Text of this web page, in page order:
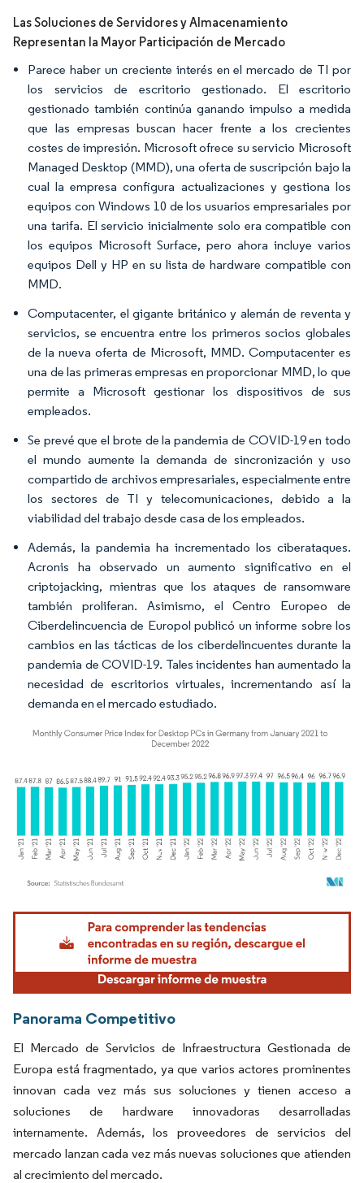
Las Soluciones de Servidores y Almacenamiento
Representan la Mayor Participación de Mercado
Parece haber un creciente interés en el mercado de TI por
los servicios de escritorio gestionado. El escritorio
gestionado también continúa ganando impulso a medida
que las empresas buscan hacer frente a los crecientes
costes de impresión. Microsoft ofrece su servicio Microsoft
Managed Desktop (MMD), una oferta de suscripción bajo la
cual la empresa configura actualizaciones y gestiona los
equipos con Windows 10 de los usuarios empresariales por
una tarifa. El servicio inicialmente solo era compatible con
los equipos Microsoft Surface, pero ahora incluye varios
equipos Dell y HP en su lista de hardware compatible con
MMD.
Computacenter, el gigante británico y alemán de reventa y
servicios, se encuentra entre los primeros socios globales
de la nueva oferta de Microsoft, MMD. Computacenter es
una de las primeras empresas en proporcionar MMD, lo que
permite a Microsoft gestionar los dispositivos de sus
empleados.
Se prevé que el brote de la pandemia de COVID-19 en todo
el mundo aumente la demanda de sincronización y uso
compartido de archivos empresariales, especialmente entre
los sectores de TI y telecomunicaciones, debido a la
viabilidad del trabajo desde casa de los empleados.
Además, la pandemia ha incrementado los ciberataques.
Acronis ha observado un aumento significativo en el
criptojacking, mientras que los ataques de ransomware
también proliferan. Asimismo, el Centro Europeo de
Ciberdelincuencia de Europol publicó un informe sobre los
cambios en las tácticas de los ciberdelincuentes durante la
pandemia de COVID-19. Tales incidentes han aumentado la
necesidad de escritorios virtuales, incrementando así la
demanda en el mercado estudiado.
Imagen © Mordor Intelligence. El uso requiere atribución según CC BY 4.0.
Panorama Competitivo
El Mercado de Servicios de Infraestructura Gestionada de
Europa está fragmentado, ya que varios actores prominentes
innovan cada vez más sus soluciones y tienen acceso a
soluciones de hardware innovadoras desarrolladas
internamente. Además, los proveedores de servicios del
mercado lanzan cada vez más nuevas soluciones que atienden
al crecimiento del mercado.